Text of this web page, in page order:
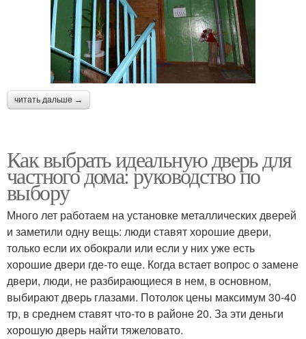
читать дальше →
Как выбрать идеальную дверь для
частного дома: руководство по
выбору
Много лет работаем на установке металлических дверей
и заметили одну вещь: люди ставят хорошие двери,
только если их обокрали или если у них уже есть
хорошие двери где-то еще. Когда встает вопрос о замене
двери, люди, не разбирающиеся в нем, в основном,
выбирают дверь глазами. Потолок цены максимум 30-40
тр, в среднем ставят что-то в районе 20. За эти деньги
хорошую дверь найти тяжеловато.